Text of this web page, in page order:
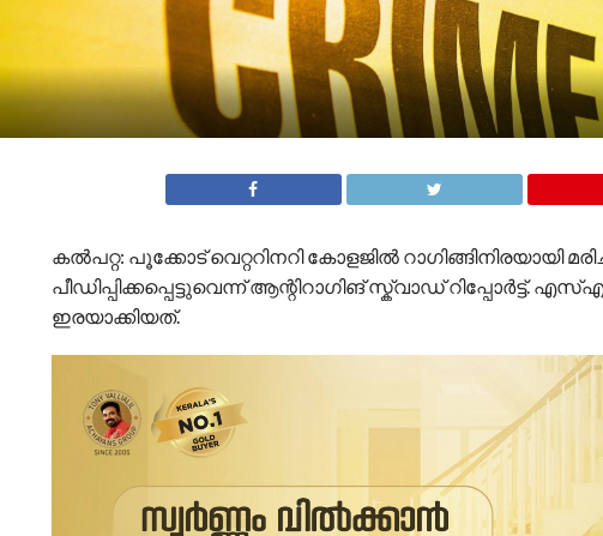
കൽപറ്റ: പൂക്കോട് വെറ്ററിനറി കോളജിൽ റാ​ഗിങ്ങിനിരയായി
പീഡിപ്പിക്കപ്പെട്ടുവെന്ന് ആന്റിറാഗിങ് സ്ക്വാഡ്
ഇരയാക്കിയത്.